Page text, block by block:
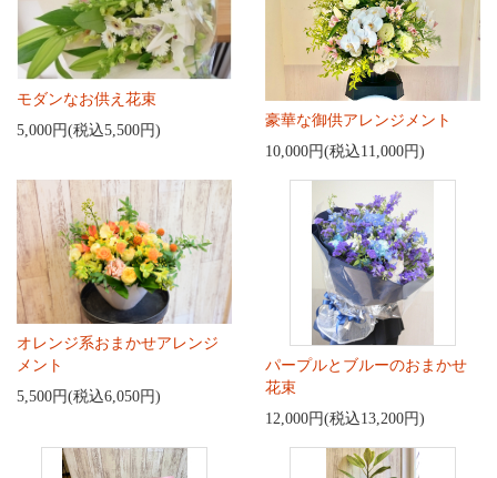
モダンなお供え花束
5,000円(税込5,500円)
豪華な御供アレンジメント
10,000円(税込11,000円)
オレンジ系おまかせアレンジ
メント
5,500円(税込6,050円)
パープルとブルーのおまかせ
花束
12,000円(税込13,200円)